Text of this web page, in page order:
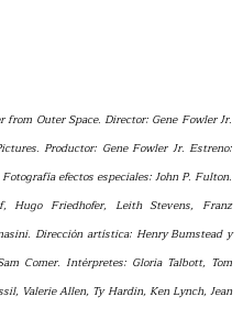
Outer Space. Director: Gene Fowler Jr.
Productor: Gene Fowler Jr. Estreno:
efectos especiales: John P. Fulton.
Hugo Friedhofer, Leith Stevens, Franz
Dirección artística: Henry Bumstead y
Comer. Intérpretes: Gloria Talbott, Tom
Valerie Allen, Ty Hardin, Ken Lynch, Jean